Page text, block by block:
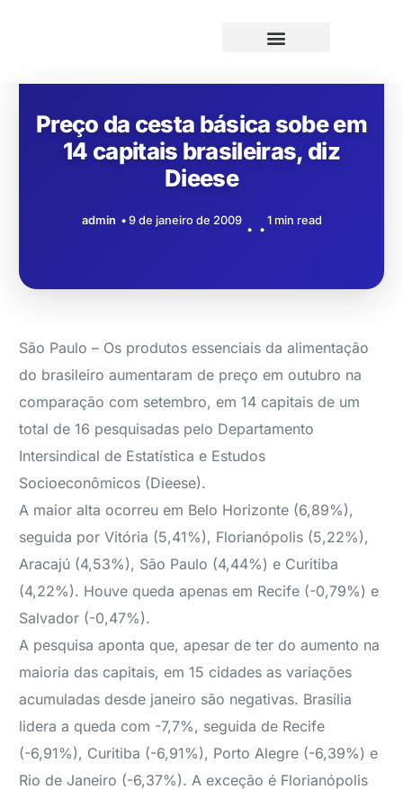
Preço da cesta básica sobe em
14 capitais brasileiras, diz
Dieese
admin 9 de janeiro de 2009 1 min read
São Paulo – Os produtos essenciais da alimentação
do brasileiro aumentaram de preço em outubro na
comparação com setembro, em 14 capitais de um
total de 16 pesquisadas pelo Departamento
Intersindical de Estatística e Estudos
Socioeconômicos (Dieese).
A maior alta ocorreu em Belo Horizonte (6,89%),
seguida por Vitória (5,41%), Florianópolis (5,22%),
Aracajú (4,53%), São Paulo (4,44%) e Curitiba
(4,22%). Houve queda apenas em Recife (-0,79%) e
Salvador (-0,47%).
A pesquisa aponta que, apesar de ter do aumento na
maioria das capitais, em 15 cidades as variações
acumuladas desde janeiro são negativas. Brasília
lidera a queda com -7,7%, seguida de Recife
(-6,91%), Curitiba (-6,91%), Porto Alegre (-6,39%) e
Rio de Janeiro (-6,37%). A exceção é Florianópolis